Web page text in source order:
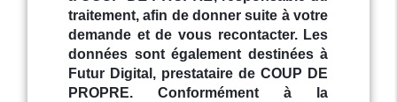
traitement, afin de donner suite à votre
demande et de vous recontacter. Les
données sont également destinées à
Futur Digital, prestataire de COUP DE
PROPRE. Conformément à la